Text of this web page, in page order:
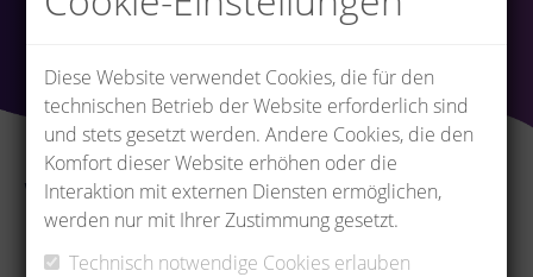
Werte, die verbinden:
Unsere Kultur als
Familienunternehmen
Diese Website verwendet Cookies, die für den
technischen Betrieb der Website erforderlich sind
und stets gesetzt werden. Andere Cookies, die den
Komfort dieser Website erhöhen oder die
Interaktion mit externen Diensten ermöglichen,
werden nur mit Ihrer Zustimmung gesetzt.
Technisch notwendige Cookies erlauben